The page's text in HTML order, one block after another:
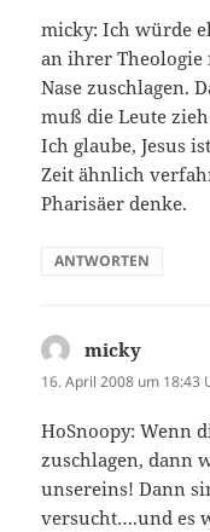
micky: Ich würde
an ihrer
Nase zuschlagen.
muß die Leute
Ich glaube, Jesus
Zeit ähnlich
Pharisäer denke.
ANTWORTEN
micky
16. April 2008 um 18:43
HoSnoopy: Wenn
zuschlagen, dann
unsereins! Dann
versucht….und es